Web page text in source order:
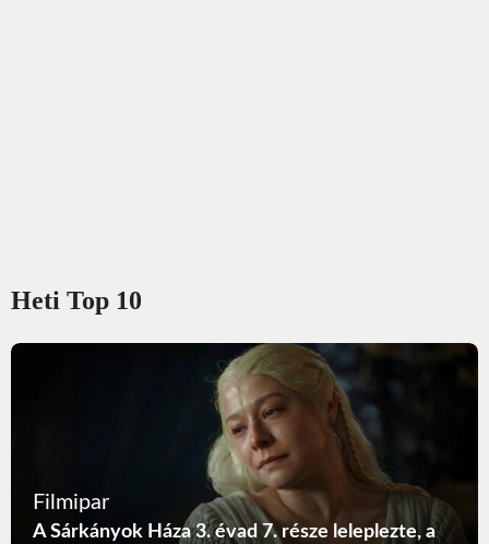
Heti Top 10
Filmipar
A Sárkányok Háza 3. évad 7. része leleplezte, a